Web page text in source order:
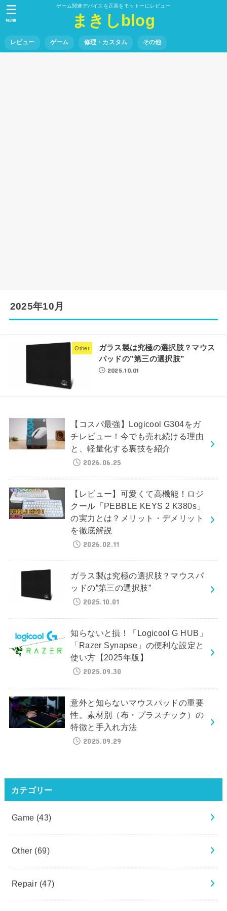
ゲーム関連デバイスを正直をモットーにレビュー
まきしblog
レビュー ゲーム 修理・カスタム その他
MENU
2025年10月
Other
ガラス製は究極の選択肢？マウス
パッドの”第三の選択肢”
2025.10.01
【コスパ最強】Logicool G304をガ
チレビュー！今でも売れ続ける理由
と、軽量化する裏技を紹介
2026.06.25
【レビュー】可愛くて高機能！ロジ
クール「PEBBLE KEYS 2 K380s」
の実力とは？メリット・デメリット
を徹底解説
2026.02.11
ガラス製は究極の選択肢？マウスパ
ッドの”第三の選択肢”
2025.10.01
知らないと損！「Logicool G HUB」
「Razer Synapse」の便利な設定と
使い方【2025年版】
2025.09.30
意外と知らないマウスパッドの重要
性。素材別（布・プラスチック）の
特徴と手入れ方法
2025.09.29
カテゴリー
Game (43)
Other (69)
Repair (47)